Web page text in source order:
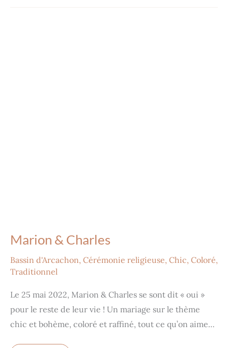
Marion & Charles
Bassin d'Arcachon, Cérémonie religieuse, Chic, Coloré,
Traditionnel
Le 25 mai 2022, Marion & Charles se sont dit « oui »
pour le reste de leur vie ! Un mariage sur le thème
chic et bohème, coloré et raffiné, tout ce qu’on aime…